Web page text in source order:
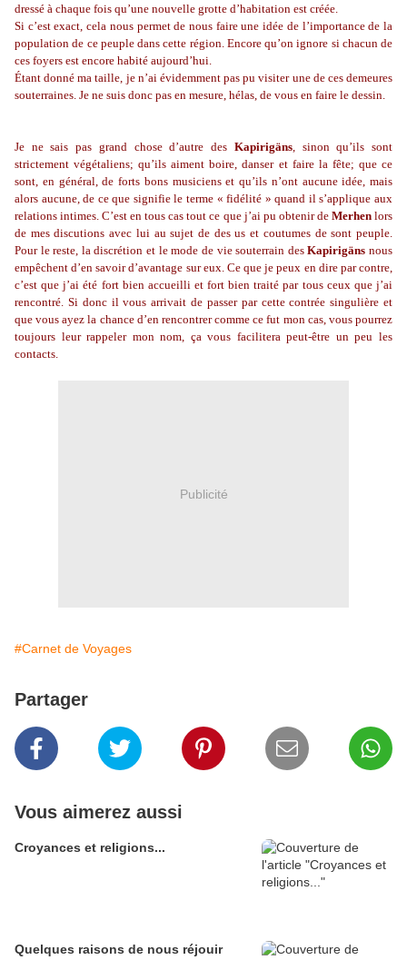
dressé à chaque fois qu’une nouvelle grotte d’habitation est créée.
Si c’est exact, cela nous permet de nous faire une idée de l’importance de la
population de ce peuple dans cette région. Encore qu’on ignore si chacun de
ces foyers est encore habité aujourd’hui.
Étant donné ma taille, je n’ai évidemment pas pu visiter une de ces demeures
souterraines. Je ne suis donc pas en mesure, hélas, de vous en faire le dessin.
Je ne sais pas grand chose d’autre des Kapirigäns, sinon qu’ils sont
strictement végétaliens; qu’ils aiment boire, danser et faire la fête; que ce
sont, en général, de forts bons musiciens et qu’ils n’ont aucune idée, mais
alors aucune, de ce que signifie le terme « fidélité » quand il s’applique aux
relations intimes. C’est en tous cas tout ce que j’ai pu obtenir de Merhenlors
de mes discutions avec lui au sujet de des us et coutumes de sont peuple.
Pour le reste, la discrétion et le mode de vie souterrain desKapirigäns nous
empêchent d’en savoir d’avantage sur eux. Ce que je peux en dire par contre,
c’est que j’ai été fort bien accueilli et fort bien traité par tous ceux que j’ai
rencontré. Si donc il vous arrivait de passer par cette contrée singulière et
que vous ayez la chance d’en rencontrer comme ce fut mon cas, vous pourrez
toujours leur rappeler mon nom, ça vous facilitera peut-être un peu les
contacts.
Publicité
#Carnet de Voyages
Partager
Vous aimerez aussi
Croyances et religions...
Quelques raisons de nous réjouir